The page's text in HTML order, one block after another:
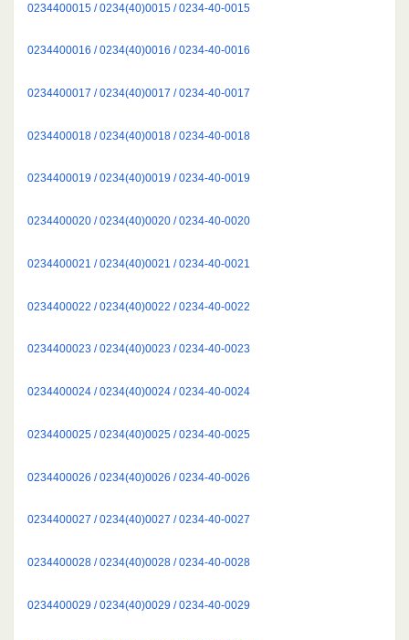
0234400015 / 0234(40)0015 / 0234-40-0015
0234400016 / 0234(40)0016 / 0234-40-0016
0234400017 / 0234(40)0017 / 0234-40-0017
0234400018 / 0234(40)0018 / 0234-40-0018
0234400019 / 0234(40)0019 / 0234-40-0019
0234400020 / 0234(40)0020 / 0234-40-0020
0234400021 / 0234(40)0021 / 0234-40-0021
0234400022 / 0234(40)0022 / 0234-40-0022
0234400023 / 0234(40)0023 / 0234-40-0023
0234400024 / 0234(40)0024 / 0234-40-0024
0234400025 / 0234(40)0025 / 0234-40-0025
0234400026 / 0234(40)0026 / 0234-40-0026
0234400027 / 0234(40)0027 / 0234-40-0027
0234400028 / 0234(40)0028 / 0234-40-0028
0234400029 / 0234(40)0029 / 0234-40-0029